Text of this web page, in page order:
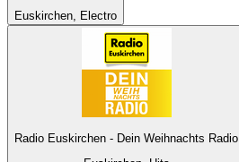
Euskirchen, Electro
Radio Euskirchen - Dein Weihnachts Radio